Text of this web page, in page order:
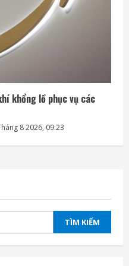
khổng lồ phục vụ các
8 2026, 09:23
TÌM KIẾM